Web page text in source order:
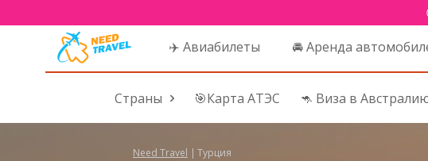
✈️ Авиабилеты 🚘 Аренда
Страны 🎯Карта АТЭС 🦘 Виза в
Need Travel | Турция